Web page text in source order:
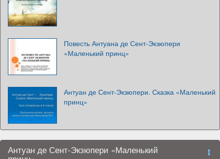
Повесть Антуана де Сент-Экзюпери
«Маленький принц»
Антуан де Сент-Экзюпери. Сказка «Маленький
принц»
Антуан де Сент-Экзюпери «Маленький